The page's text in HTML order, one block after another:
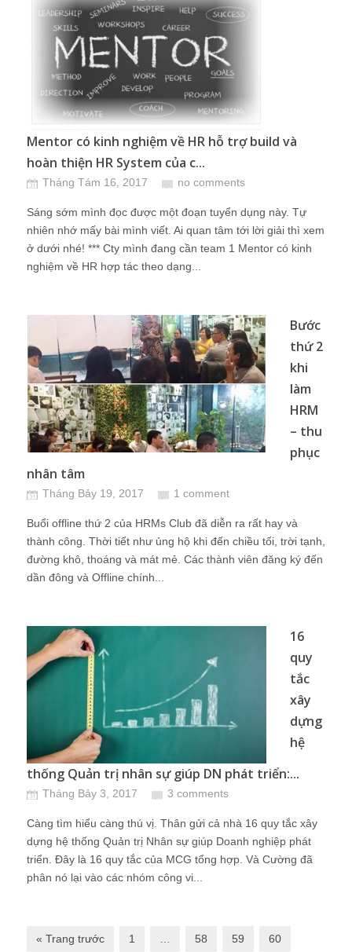
Mentor có kinh nghiệm về HR hỗ trợ build và
hoàn thiện HR System của c...
Tháng Tám 16, 2017 no comments
Sáng sớm mình đọc được một đoạn tuyển dụng này. Tự
nhiên nhớ mấy bài mình viết. Ai quan tâm tới lời giải thì xem
ở dưới nhé! *** Cty mình đang cần team 1 Mentor có kinh
nghiệm về HR hợp tác theo dạng...
Bước
thứ 2
khi
làm
HRM
– thu
phục
nhân tâm
Tháng Bảy 19, 2017 1 comment
Buổi offline thứ 2 của HRMs Club đã diễn ra rất hay và
thành công. Thời tiết như ủng hộ khi đến chiều tối, trời tạnh,
đường khô, thoáng và mát mẻ. Các thành viên đăng ký đến
dần đông và Offline chính...
16
quy
tắc
xây
dựng
hệ
thống Quản trị nhân sự giúp DN phát triển:...
Tháng Bảy 3, 2017 3 comments
Càng tìm hiểu càng thú vị. Thân gửi cả nhà 16 quy tắc xây
dựng hệ thống Quản trị Nhân sự giúp Doanh nghiệp phát
triển. Đây là 16 quy tắc của MCG tổng hợp. Và Cường đã
phân nó lại vào các nhóm công vi...
« Trang trước 1 58 59 60